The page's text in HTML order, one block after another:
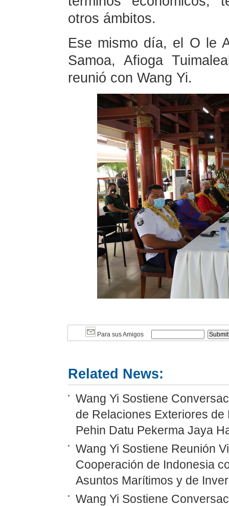
otros ámbitos.
Ese mismo día, el O le
Samoa, Afioga
reunió con Wang Yi.
Para sus Amigos
Related News:
Wang Yi Sostiene
de Relaciones Exteriores
Pehin Datu Pekerma Jaya
Wang Yi Sostiene Reunión
Cooperación de Indonesia
Asuntos Marítimos y de
Wang Yi Sostiene